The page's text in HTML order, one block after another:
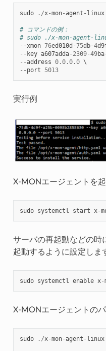
sudo ./x-mon-agent - linux
# コマンドの例：
# sudo ./x-mon-agent-
--xmon 76ed010d -75db-4
-- key a607adda- 2309-49ba
--address 0.0.0.0
-- port 5013
実行例
X-MONエージェントを起
sudo systemctl start x-
サーバの再起動などの時
起動するように設定しま
sudo systemctl enable x-
X-MONエージェントの
sudo ./x-mon-agent - linux